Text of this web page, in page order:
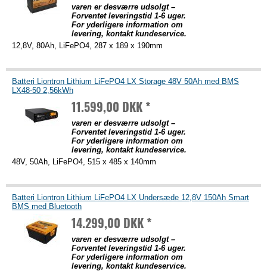
varen er desværre udsolgt –
Forventet leveringstid 1-6 uger.
For yderligere information om
levering, kontakt kundeservice.
12,8V, 80Ah, LiFePO4, 287 x 189 x 190mm
Batteri Liontron Lithium LiFePO4 LX Storage 48V 50Ah med BMS
LX48-50 2,56kWh
11.599,00 DKK *
varen er desværre udsolgt –
Forventet leveringstid 1-6 uger.
For yderligere information om
levering, kontakt kundeservice.
48V, 50Ah, LiFePO4, 515 x 485 x 140mm
Batteri Liontron Lithium LiFePO4 LX Undersæde 12,8V 150Ah Smart
BMS med Bluetooth
14.299,00 DKK *
varen er desværre udsolgt –
Forventet leveringstid 1-6 uger.
For yderligere information om
levering, kontakt kundeservice.